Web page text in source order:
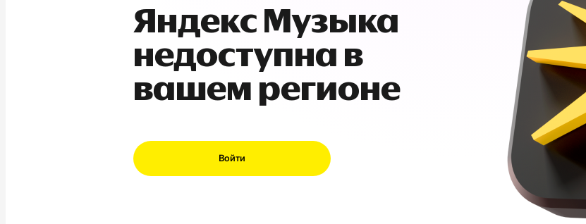
Яндекс Музыка
недоступна в
вашем регионе
Войти